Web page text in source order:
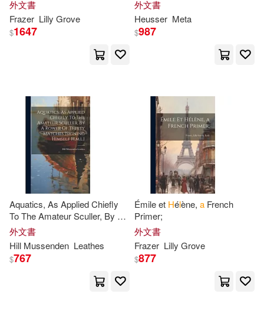
Stephens(85) Edward(84)
Ward(84)
Creations(83) Fletcher(83)
Fox(83)
Davies(82)
Hamilton(82)
HARPERCOLLINS PUBLISHERS
Motorbooks Intl(27)
Createspace(26)
Distributed Art Pub Inc(26)
ECM(26)
Penguin Group UK(26)
台灣角川(26)
外文書
Frazer Lilly Grove
$1647
外文書
Heusser Meta
$987
Aquatics, As Applied Chiefly
To The Amateur Sculler, By A
Rower Of Thirty Matches
[signing Himself
外文書
Hill Mussenden Leathes
$767
Émile et Hélène, a French
Primer;
外文書
Frazer Lilly Grove
$877